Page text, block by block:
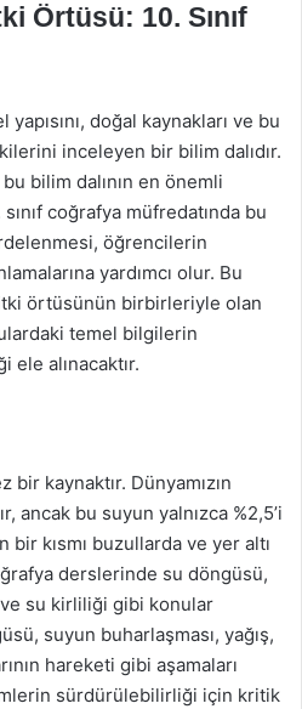
Örtüsü: 10. Sınıf
doğal kaynakları ve bu
inceleyen bir bilim dalıdır.
bilim dalının en önemli
coğrafya müfredatında bu
öğrencilerin
yardımcı olur. Bu
örtüsünün birbirleriyle olan
temel bilgilerin
ele alınacaktır.
kaynaktır. Dünyamızın
ancak bu suyun yalnızca %2,5’i
bir kısmı buzullarda ve yer altı
derslerinde su döngüsü,
ve su kirliliği gibi konular
suyun buharlaşması, yağış,
hareketi gibi aşamaları
sürdürülebilirliği için kritik